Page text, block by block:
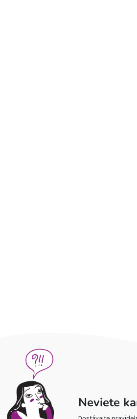
Neviete